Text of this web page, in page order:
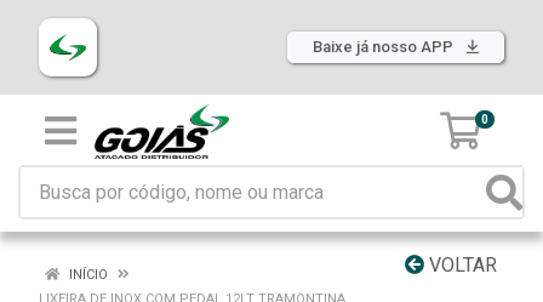
Baixe já nosso APP
0
VOLTAR
INÍCIO